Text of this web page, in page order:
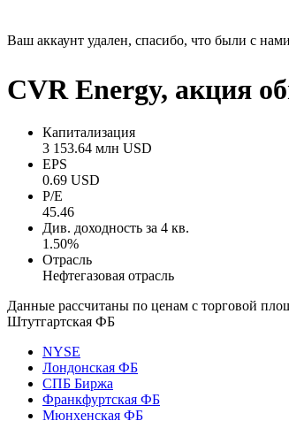
Ваш аккаунт удален, спасибо, что были с нами
CVR Energy, акция
Капитализация
3 153.64 млн USD
EPS
0.69 USD
P/E
45.46
Див. доходность за 4 кв.
1.50%
Отрасль
Нефтегазовая отрасль
Данные рассчитаны по ценам с торговой
Штутгартская ФБ
NYSE
Лондонская ФБ
СПБ Биржа
Франкфуртская ФБ
Мюнхенская ФБ